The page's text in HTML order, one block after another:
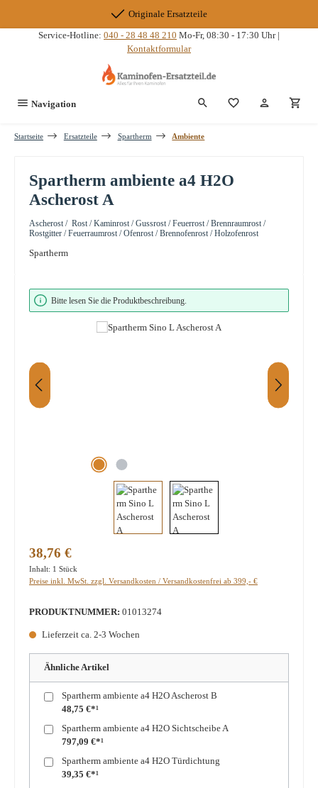
Originale Ersatzteile
Service-Hotline: 040 - 28 48 48 210 Mo-Fr, 08:30 - 17:30 Uhr |
Kontaktformular
Navigation Du hast 0
Startseite Ersatzteile Spartherm Ambiente
Spartherm ambiente a4 H2O
Ascherost A
Ascherost / Rost / Kaminrost / Gussrost / Feuerrost / Brennraumrost /
Rostgitter / Feuerraumrost / Ofenrost / Brennofenrost / Holzofenrost
Spartherm
Bildergalerie überspringen
Bitte lesen Sie die Produktbeschreibung.
Regulärer Preis:
38,76 €
Inhalt: 1 Stück
Preise inkl. MwSt. zzgl. Versandkosten / Versandkostenfrei ab 399,- €
PRODUKTNUMMER: 01013274
Lieferzeit ca. 2-3 Wochen
Ähnliche Artikel
Spartherm ambiente a4 H2O Ascherost B
48,75 €*¹
Spartherm ambiente a4 H2O Sichtscheibe A
797,09 €*¹
Spartherm ambiente a4 H2O Türdichtung
39,35 €*¹